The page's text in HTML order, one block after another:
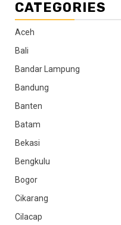
CATEGORIES
Aceh
Bali
Bandar Lampung
Bandung
Banten
Batam
Bekasi
Bengkulu
Bogor
Cikarang
Cilacap